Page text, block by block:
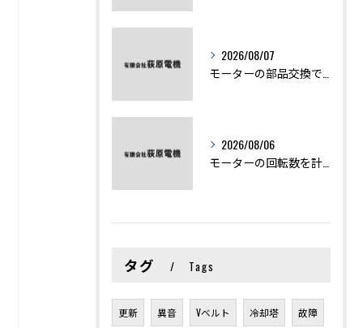
2026/08/07
2026/08/06
タグ Tags
更新 異音 Vベルト 冷却塔 故障